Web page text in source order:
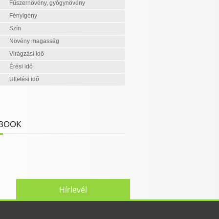
Fűszernövény, gyógynövény
Fényigény
Szín
Növény magasság
Virágzási idő
Érési idő
Ültetési idő
Hírlevél